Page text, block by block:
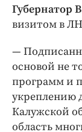
Губернатор
визитом в
—
основой не
программ и
укреплению
Калужской
область